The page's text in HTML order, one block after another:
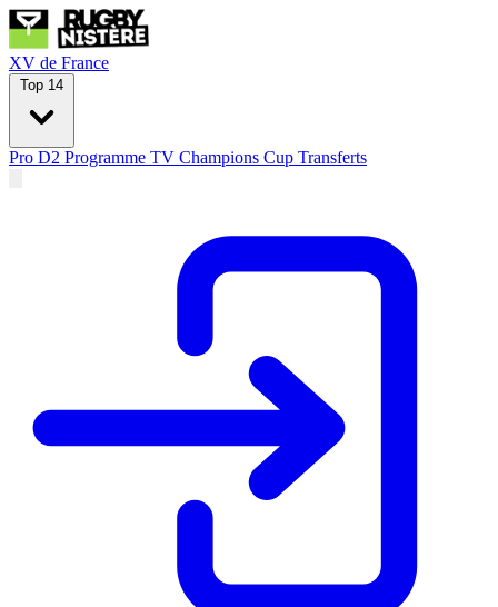
XV de France
Top 14
Pro D2 Programme TV Champions Cup Transferts